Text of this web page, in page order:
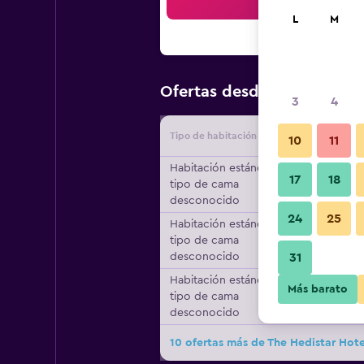
Ofertas desde Oferta
Tipo de habitación
Habitación estándar,
tipo de cama
desconocido
Habitación estándar,
tipo de cama
desconocido
Habitación estándar,
tipo de cama
desconocido
10 ofertas más de The Hedistar
L M
3 4
10 11
17 18
24 25
31
Más barato